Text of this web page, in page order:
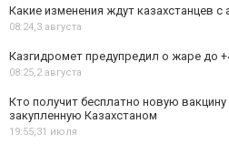
Какие изменения ждут казахстанцев с
08:24,3 августа
Казгидромет предупредил о жаре до
08:25,2 августа
Кто получит бесплатно новую вакцину
закупленную Казахстаном
19:55,31 июля